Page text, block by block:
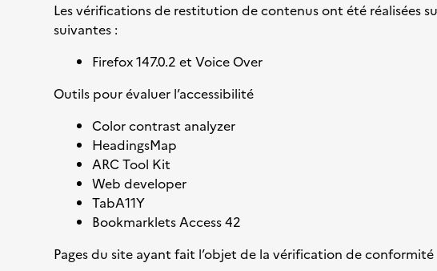
Les vérifications de restitution de contenus ont été réalisées
suivantes :
Firefox 147.0.2 et Voice Over
Outils pour évaluer l’accessibilité
Color contrast analyzer
HeadingsMap
ARC Tool Kit
Web developer
TabA11Y
Bookmarklets Access 42
Pages du site ayant fait l’objet de la vérification de conformité